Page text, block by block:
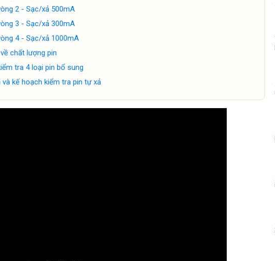
2 - Sạc/xả 500mA
3 - Sạc/xả 300mA
4 - Sạc/xả 1000mA
chất lượng pin
tra 4 loại pin bổ sung
và kế hoạch kiểm tra pin tự xả